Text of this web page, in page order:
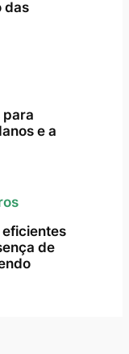
das
para
e a
eficientes
de